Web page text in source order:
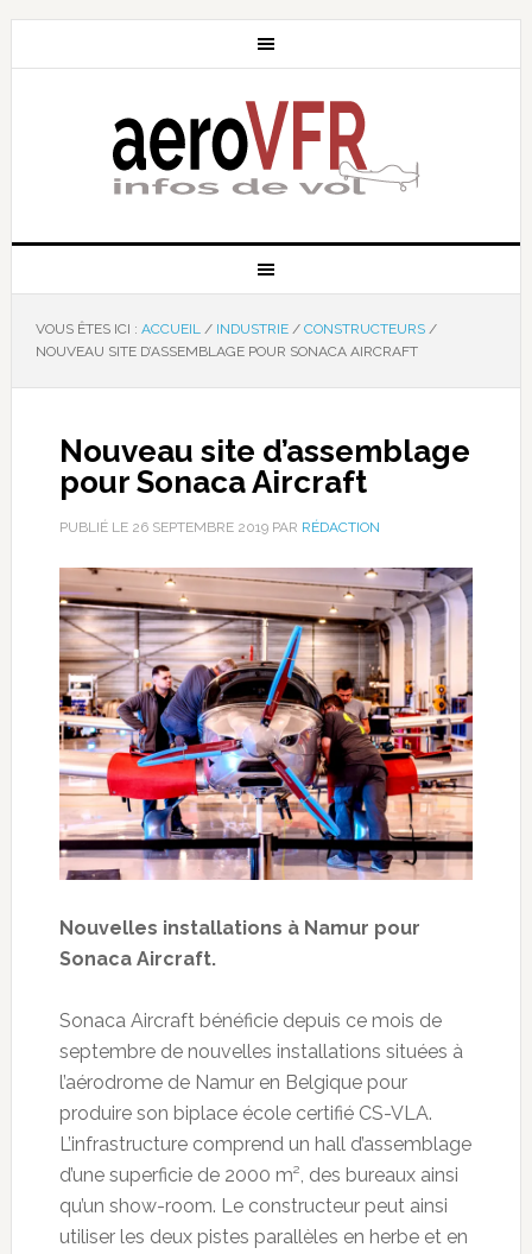
VOUS ÊTES ICI : ACCUEIL / INDUSTRIE / CONSTRUCTEURS /
NOUVEAU SITE D’ASSEMBLAGE POUR SONACA AIRCRAFT
Nouveau site d’assemblage
pour Sonaca Aircraft
PUBLIÉ LE 26 SEPTEMBRE 2019PAR RÉDACTION
Nouvelles installations à Namur pour
Sonaca Aircraft.
Sonaca Aircraft bénéficie depuis ce mois de
septembre de nouvelles installations situées à
l’aérodrome de Namur en Belgique pour
produire son biplace école certifié CS-VLA.
L’infrastructure comprend un hall d’assemblage
d’une superficie de 2000 m², des bureaux ainsi
qu’un show-room. Le constructeur peut ainsi
utiliser les deux pistes parallèles en herbe et en